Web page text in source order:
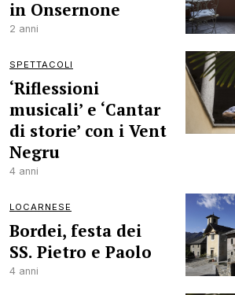
in Onsernone
2 anni
SPETTACOLI
‘Riflessioni
musicali’ e ‘Cantar
di storie’ con i Vent
Negru
4 anni
LOCARNESE
Bordei, festa dei
SS. Pietro e Paolo
4 anni